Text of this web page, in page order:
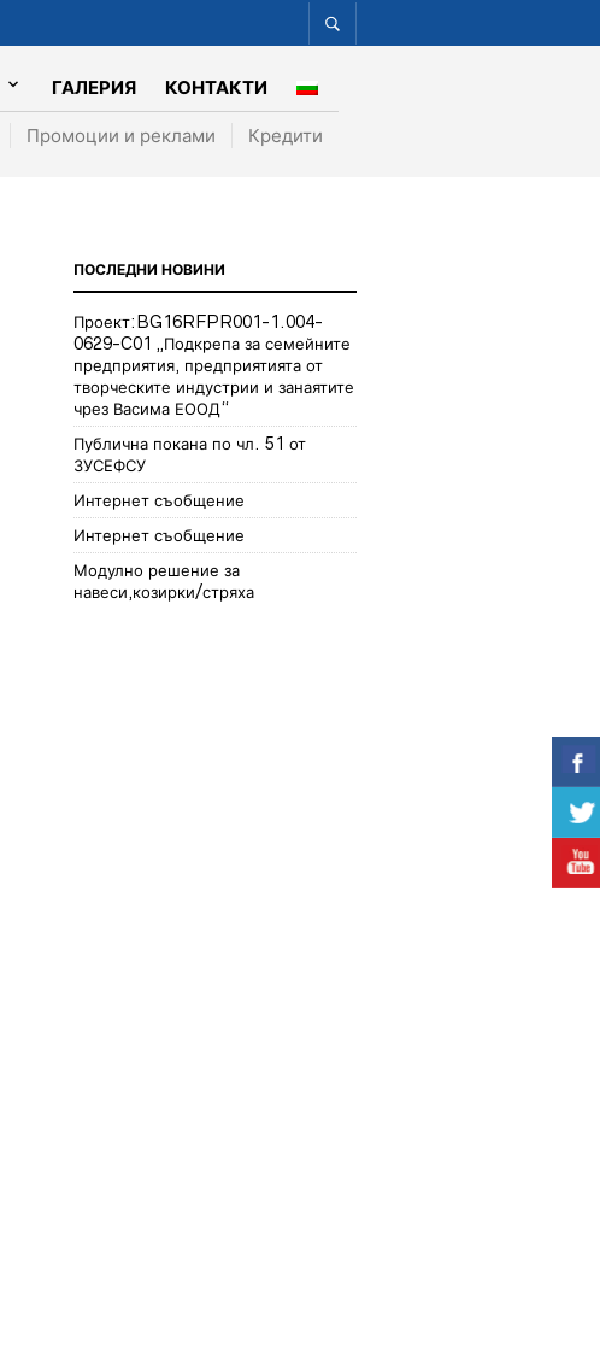
ГАЛЕРИЯ КОНТАКТИ
Промоции и реклами Кредити
ПОСЛЕДНИ НОВИНИ
Проект:BG16RFPR001-1.004-
0629-C01 „Подкрепа за семейните
предприятия, предприятията от
творческите индустрии и занаятите
чрез Васима ЕООД“
Публична покана по чл. 51 от
ЗУСЕФСУ
Интернет съобщение
Интернет съобщение
Модулно решение за
навеси,козирки/стряха